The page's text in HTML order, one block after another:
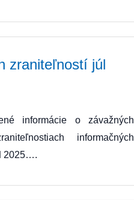
zraniteľností júl
informácie o závažných
informačných
2025….